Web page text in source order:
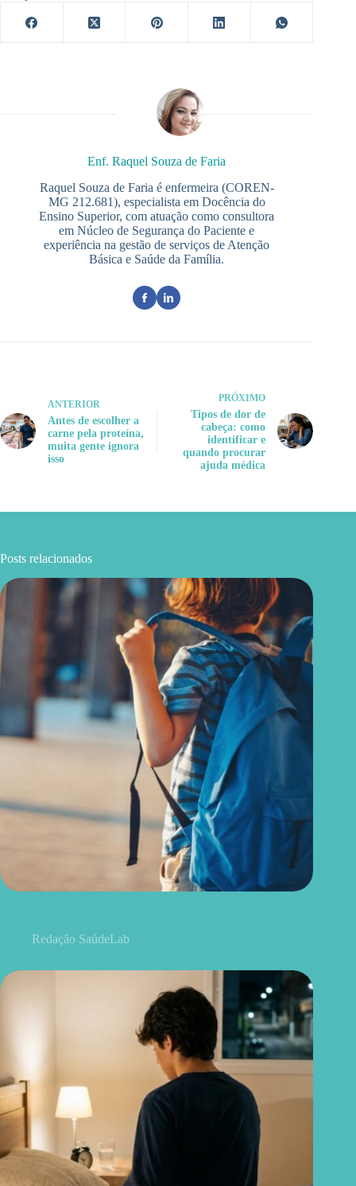
Enf. Raquel Souza de Faria
Raquel Souza de Faria é enfermeira (COREN-
MG 212.681), especialista em Docência do
Ensino Superior, com atuação como consultora
em Núcleo de Segurança do Paciente e
experiência na gestão de serviços de Atenção
Básica e Saúde da Família.
ANTERIOR
Antes de escolher a
carne pela proteína,
muita gente ignora
isso
PRÓXIMO
Tipos de dor de
cabeça: como
identificar e
quando procurar
ajuda médica
Posts relacionados
Redação SaúdeLab